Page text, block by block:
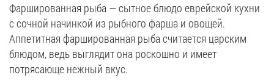
СТАТЬ ПАРТНЕРОМ
Фаршированная рыба — сытное блюдо еврейской кухни
с сочной начинкой из рыбного фарша и овощей.
Аппетитная фаршированная рыба считается царским
блюдом, ведь выглядит она роскошно и имеет
потрясающе нежный вкус.